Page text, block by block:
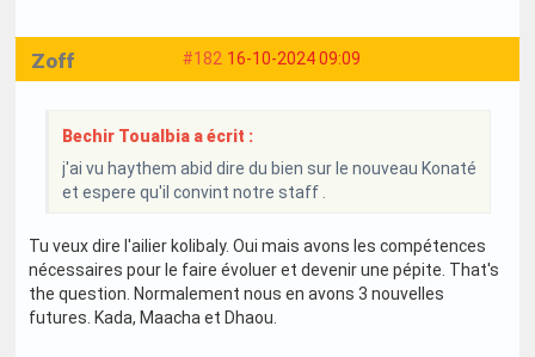
#182 16-10-2024 09:09
Zoff
Bechir Toualbia a écrit :
j'ai vu haythem abid dire du bien sur le nouveau Konaté
et espere qu'il convint notre staff .
Tu veux dire l'ailier kolibaly. Oui mais avons les compétences
nécessaires pour le faire évoluer et devenir une pépite. That's
the question. Normalement nous en avons 3 nouvelles
futures. Kada, Maacha et Dhaou.